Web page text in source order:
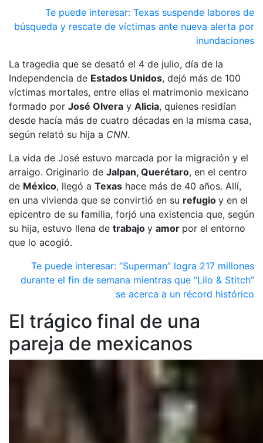
Te puede interesar: Texas suspende labores de
búsqueda y rescate de víctimas ante nueva alerta por
inundaciones
La tragedia que se desató el 4 de julio, día de la
Independencia de Estados Unidos, dejó más de 100
víctimas mortales, entre ellas el matrimonio mexicano
formado por José Olvera y Alicia, quienes residían
desde hacía más de cuatro décadas en la misma casa,
según relató su hija a CNN.
La vida de José estuvo marcada por la migración y el
arraigo. Originario de Jalpan, Querétaro, en el centro
de México, llegó a Texas hace más de 40 años. Allí,
en una vivienda que se convirtió en su refugio y en el
epicentro de su familia, forjó una existencia que, según
su hija, estuvo llena de trabajo y amor por el entorno
que lo acogió.
Te puede interesar: “Superman” logra 217 millones
durante el fin de semana mientras que “Lilo & Stitch”
se acerca a un récord histórico
El trágico final de una
pareja de mexicanos